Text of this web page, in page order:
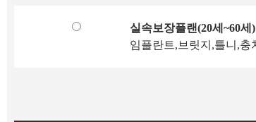
실속보장플랜(20세~60세)
임플란트,브릿지,틀니,